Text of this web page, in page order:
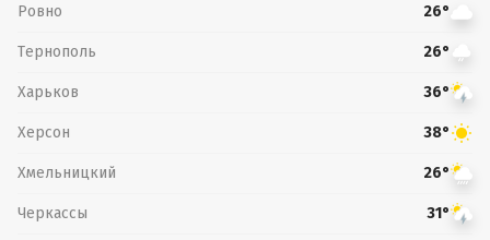
Ровно 26°
Тернополь 26°
Харьков 36°
Херсон 38°
Хмельницкий 26°
Черкассы 31°